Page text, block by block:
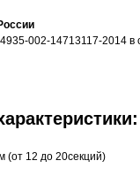
002-14713117-2014 в
(от 12 до 20секций)